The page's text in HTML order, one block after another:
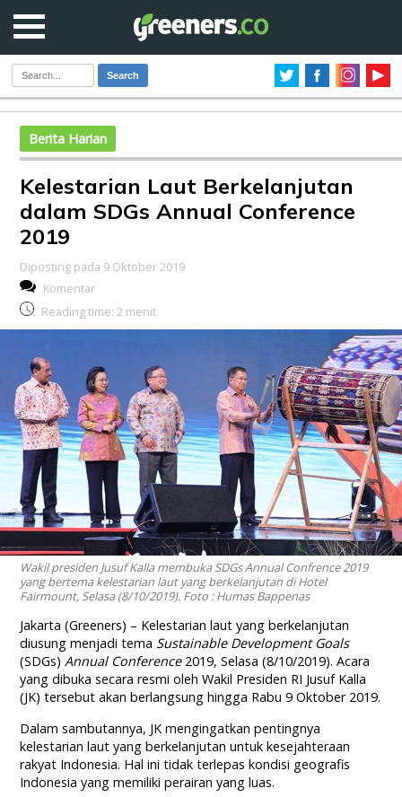
Search
Berita Harian
Kelestarian Laut Berkelanjutan
dalam SDGs Annual Conference
2019
Diposting pada 9 Oktober 2019
Komentar
Reading time: 2 menit
Wakil presiden Jusuf Kalla membuka SDGs Annual Confrence 2019
yang bertema kelestarian laut yang berkelanjutan di Hotel
Fairmount, Selasa (8/10/2019). Foto : Humas Bappenas
Jakarta (Greeners) – Kelestarian laut yang berkelanjutan
diusung menjadi tema Sustainable Development Goals
(SDGs)Annual Conference2019, Selasa (8/10/2019). Acara
yang dibuka secara resmi oleh Wakil Presiden RI Jusuf Kalla
(JK) tersebut akan berlangsung hingga Rabu 9 Oktober 2019.
Dalam sambutannya, JK mengingatkan pentingnya
kelestarian laut yang berkelanjutan untuk kesejahteraan
rakyat Indonesia. Hal ini tidak terlepas kondisi geografis
Indonesia yang memiliki perairan yang luas.